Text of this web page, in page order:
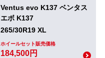
Ventus evo K137 ベンタス
エボ K137
265/30R19 XL
ホイールセット販売価格
184,500円